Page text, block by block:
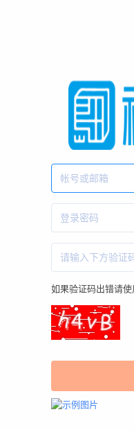
如果验证码出错请